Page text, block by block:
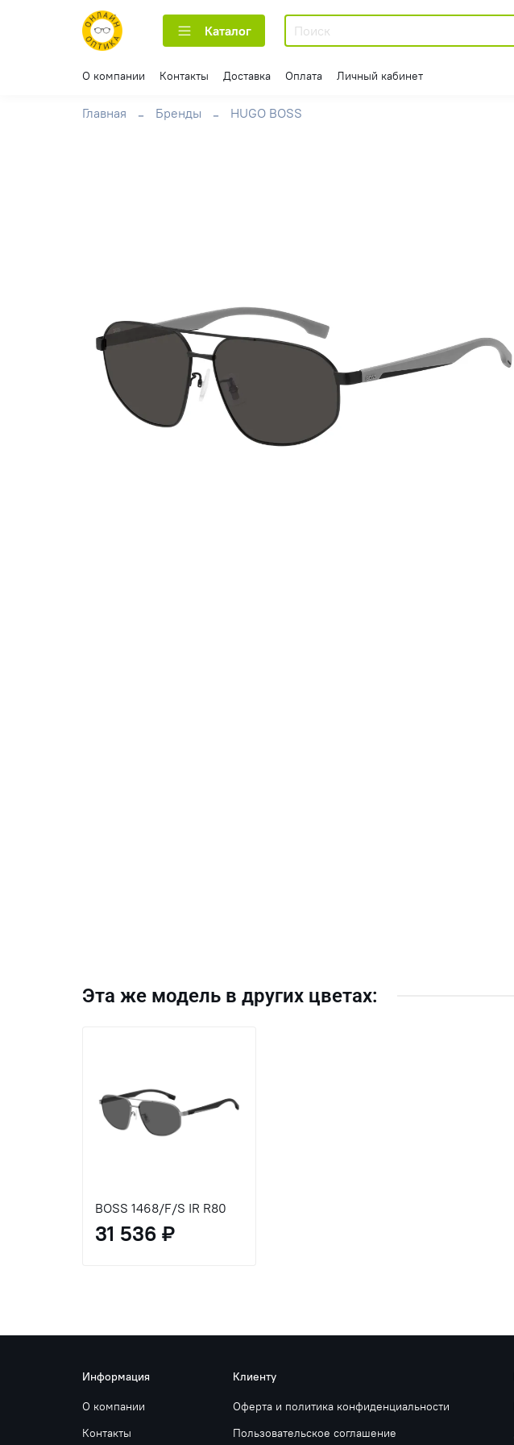
Каталог
О компании Контакты Доставка Оплата Личный кабинет
Главная Бренды HUGO BOSS
Эта же модель в других цветах:
BOSS 1468/F/S IR R80
31 536 ₽
Информация
О компании
Контакты
Клиенту
Оферта и политика конфиденциальности
Пользовательское соглашение